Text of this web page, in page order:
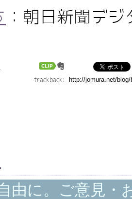
：朝日新聞デ
trackback:
由に。ご意見・